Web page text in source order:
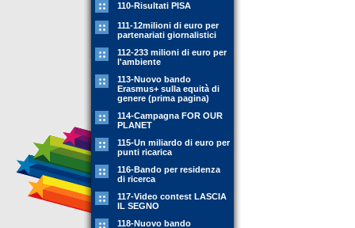
110-Risultati PISA
111-12milioni di euro per
partenariati giornalistici
112-233 milioni di euro per
l'ambiente
113-Nuovo bando
Erasmus+ sulla equità di
genere (prima pagina)
114-Campagna FOR OUR
PLANET
115-Un miliardo di euro per
punti ricarica
116-Bando per residenza
di ricerca
117-Video contest LASCIA
IL SEGNO
118-Nuovo bando